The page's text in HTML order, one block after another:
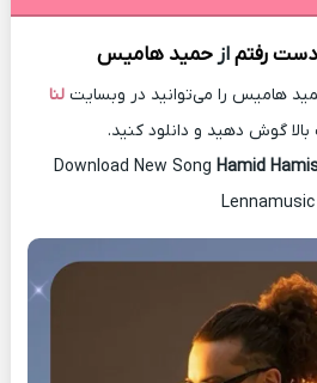
دست رفتمازحمید هامیس
هامیس را می‌توانید در وبسایتلنا
بالا گوش دهید و دانلود کنید.
Download New Song Hamid
Lennamusic